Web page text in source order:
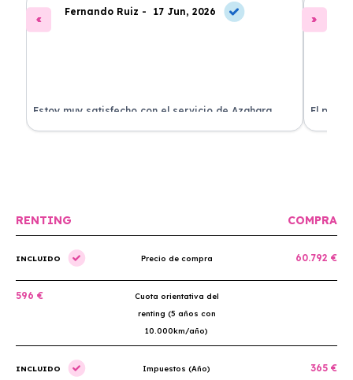
Fernando Ruiz - 17 Jun, 2026
Estoy muy satisfecho con el servicio de Azahara
Renting. El coche está en perfectas condiciones y el
El
llegó
RENTING COMPRA
INCLUIDO Precio de compra 60.792 €
596 €
Cuota orientativa del
renting (5 años con
10.000km/año)
INCLUIDO Impuestos (Año) 365 €